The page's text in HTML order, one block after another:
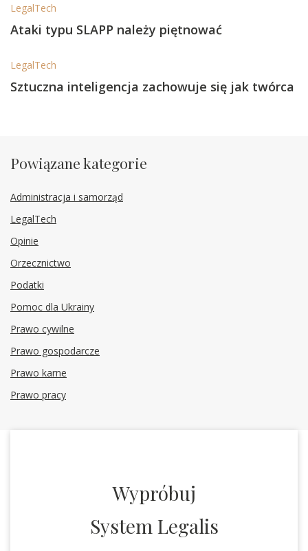
LegalTech
Ataki typu SLAPP należy piętnować
LegalTech
Sztuczna inteligencja zachowuje się jak twórca
Powiązane kategorie
Administracja i samorząd
LegalTech
Opinie
Orzecznictwo
Podatki
Pomoc dla Ukrainy
Prawo cywilne
Prawo gospodarcze
Prawo karne
Prawo pracy
Wypróbuj
System Legalis